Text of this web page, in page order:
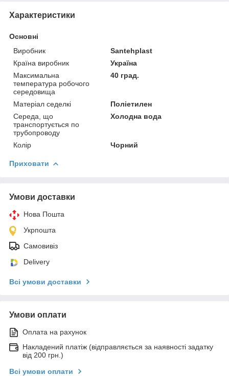
Характеристики
Основні
Виробник
Santehplast
Країна виробник
Україна
Максимальна
температура робочого
середовища
40 град.
Матеріал седелкі
Поліетилен
Середа, що
транспортується по
трубопроводу
Холодна вода
Колір Чорний
Приховати
Умови доставки
Нова Пошта
Укрпошта
Самовивіз
Delivery
Всі умови доставки
Умови оплати
Оплата на рахунок
Накладений платіж (відправляється за наявності задатку
від 200 грн.)
Всі умови оплати